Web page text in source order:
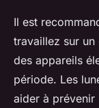
Il est
travaillez sur
des appareils
période. Les
aider à prévenir